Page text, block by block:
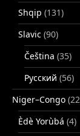
Shqip (131)
Slavic (90)
Čeština (35)
Русский (56)
Niger–Congo
Èdè Yorùbá (4)